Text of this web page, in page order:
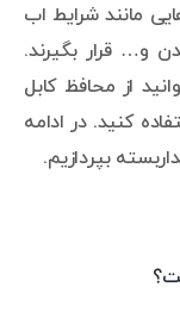
مانند شرایط اب
و… قرار بگیرند.
از محافظ کابل
کنید. در ادامه
بپردازیم.